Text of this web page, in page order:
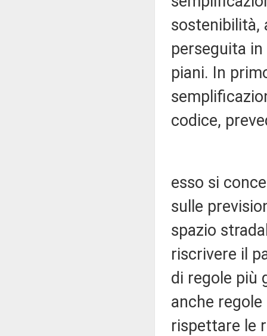
sostenibilità,
perseguita
piani. In
codice,
esso si
sulle
spazio
riscrivere il
di regole più
anche
rispettare le